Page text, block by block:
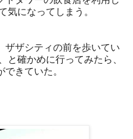
気になってしまう。
ザザシティの前を歩いてい
と確かめに行ってみたら、
できていた。